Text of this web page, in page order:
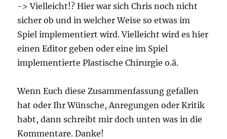
-> Vielleicht!? Hier war sich Chris noch nicht
sicher ob und in welcher Weise so etwas im
Spiel implementiert wird. Vielleicht wird es hier
einen Editor geben oder eine im Spiel
implementierte Plastische Chirurgie o.ä.
Wenn Euch diese Zusammenfassung gefallen
hat oder Ihr Wünsche, Anregungen oder Kritik
habt, dann schreibt mir doch unten was in die
Kommentare. Danke!